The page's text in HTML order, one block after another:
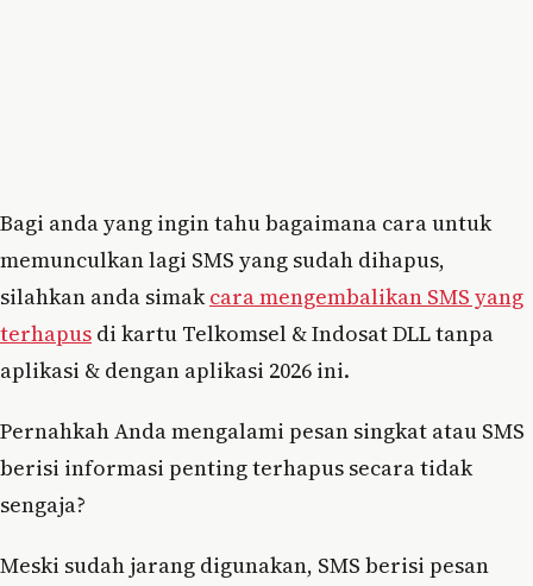
Bagi anda yang ingin tahu bagaimana cara untuk
memunculkan lagi SMS yang sudah dihapus,
silahkan anda simakcara mengembalikan SMS yang
terhapus di kartu Telkomsel & Indosat DLL tanpa
aplikasi & dengan aplikasi 2026 ini.
Pernahkah Anda mengalami pesan singkat atau SMS
berisi informasi penting terhapus secara tidak
sengaja?
Meski sudah jarang digunakan, SMS berisi pesan